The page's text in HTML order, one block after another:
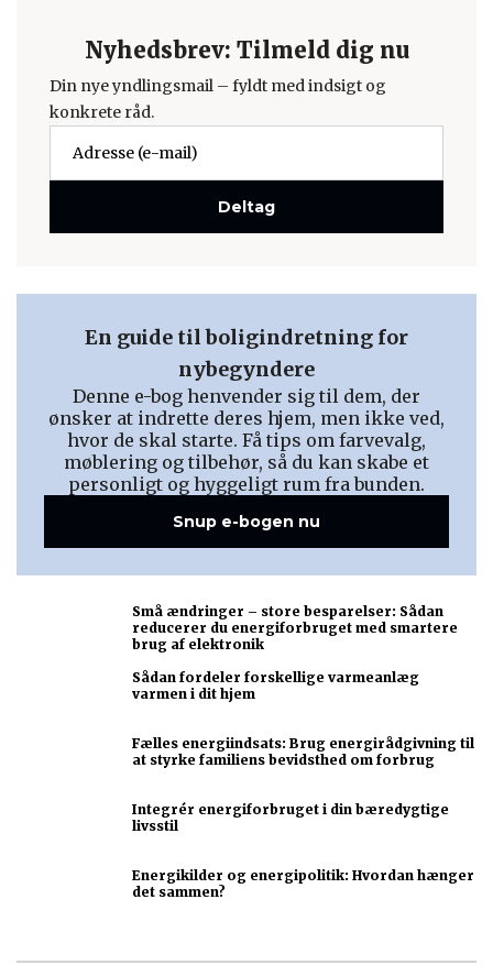
Nyhedsbrev: Tilmeld dig nu
Din nye yndlingsmail – fyldt med indsigt og
konkrete råd.
Deltag
En guide til boligindretning for
nybegyndere
Denne e-bog henvender sig til dem, der
ønsker at indrette deres hjem, men ikke ved,
hvor de skal starte. Få tips om farvevalg,
møblering og tilbehør, så du kan skabe et
personligt og hyggeligt rum fra bunden.
Snup e-bogen nu
Små ændringer – store besparelser: Sådan
reducerer du energiforbruget med smartere
brug af elektronik
Sådan fordeler forskellige varmeanlæg
varmen i dit hjem
Fælles energiindsats: Brug energirådgivning til
at styrke familiens bevidsthed om forbrug
Integrér energiforbruget i din bæredygtige
livsstil
Energikilder og energipolitik: Hvordan hænger
det sammen?